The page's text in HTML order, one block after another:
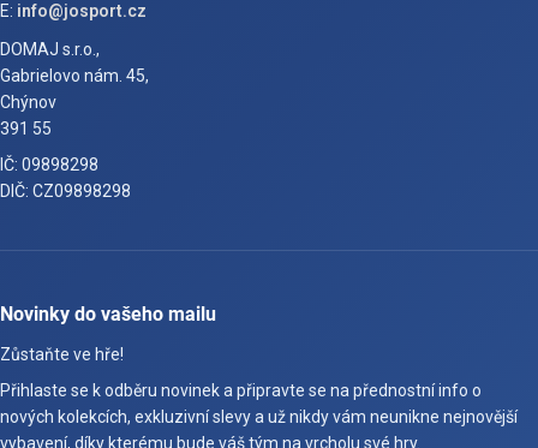
E: info@josport.cz
DOMAJ s.r.o.,
Gabrielovo nám. 45,
Chýnov
391 55
IČ: 09898298
DIČ: CZ09898298
Novinky do vašeho mailu
Zůstaňte ve hře!
Přihlaste se k odběru novinek a připravte se na přednostní info o
nových kolekcích, exkluzivní slevy a už nikdy vám neunikne nejnovější
vybavení, díky kterému bude váš tým na vrcholu své hry.